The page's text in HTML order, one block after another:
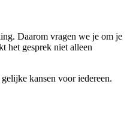
Daarom vragen we je om je
het gesprek niet alleen
kansen voor iedereen.